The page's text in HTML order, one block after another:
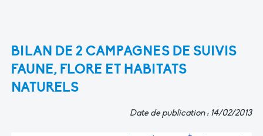
BILAN DE 2 CAMPAGNES DE SUIVIS
FAUNE, FLORE ET HABITATS
NATURELS
Date de publication : 14/02/2013